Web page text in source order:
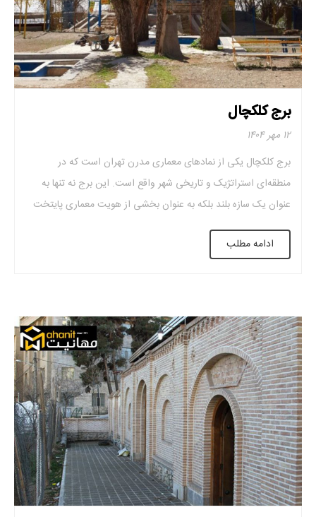
برج کلکچال
۱۲ مهر ۱۴۰۴
برج کلکچال یکی از نمادهای معماری مدرن تهران است که در
منطقه‌ای استراتژیک و تاریخی شهر واقع است. این برج نه تنها به
عنوان یک سازه بلند بلکه به عنوان بخشی از هویت معماری پایتخت
معروف است. و ترکیبی از طراحی زیبا و عملکرد مهندسی دقیق را
ارائه می‌دهد. اهمیت برج کلکچال در معماری تهران […]
ادامه مطلب